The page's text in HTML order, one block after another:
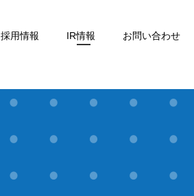
採用情報 IR情報 お問い合わせ